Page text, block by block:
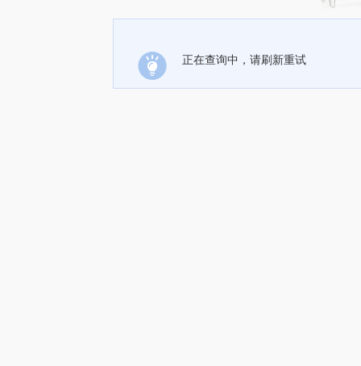
正在查询中，请刷新重试